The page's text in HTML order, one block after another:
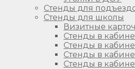
Стенды для
Стенды для школы
Визитные
Стенды в
Стенды в
Стенды в
Стенды в